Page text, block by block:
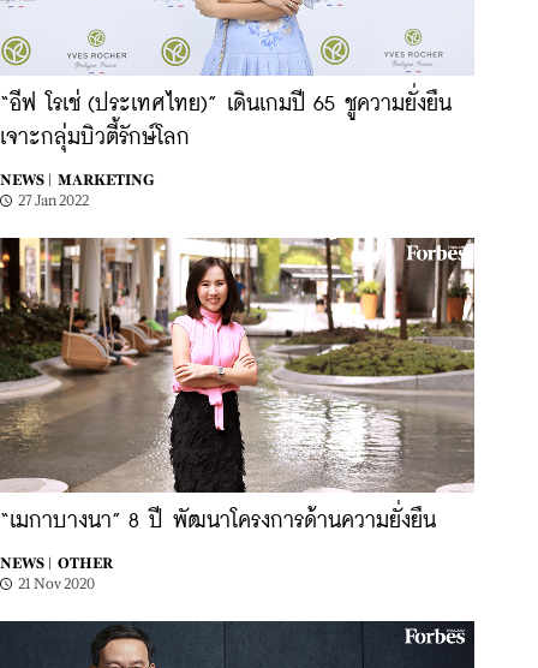
“อีฟ โรเช่ (ประเทศไทย)” เดินเกมปี 65 ชูความยั่งยืน
เจาะกลุ่มบิวตี้รักษ์โลก
NEWS |
MARKETING
27 Jan 2022
“เมกาบางนา” 8 ปี พัฒนาโครงการด้านความยั่งยืน
NEWS |
OTHER
21 Nov 2020